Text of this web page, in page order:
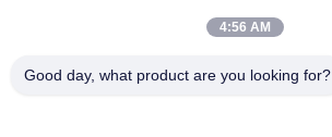
4:56 AM
Good day, what product are you looking for?